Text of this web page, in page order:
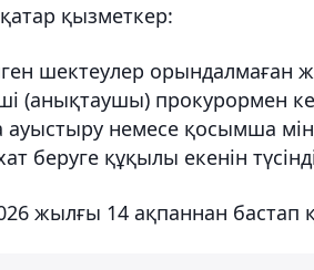
қызметкер:
шектеулер орындалмаған
(анықтаушы) прокурормен
ауыстыру немесе қосымша
беруге құқылы екенін
жылғы 14 ақпаннан бастап